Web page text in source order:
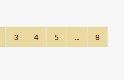
3 4 5 ... 8